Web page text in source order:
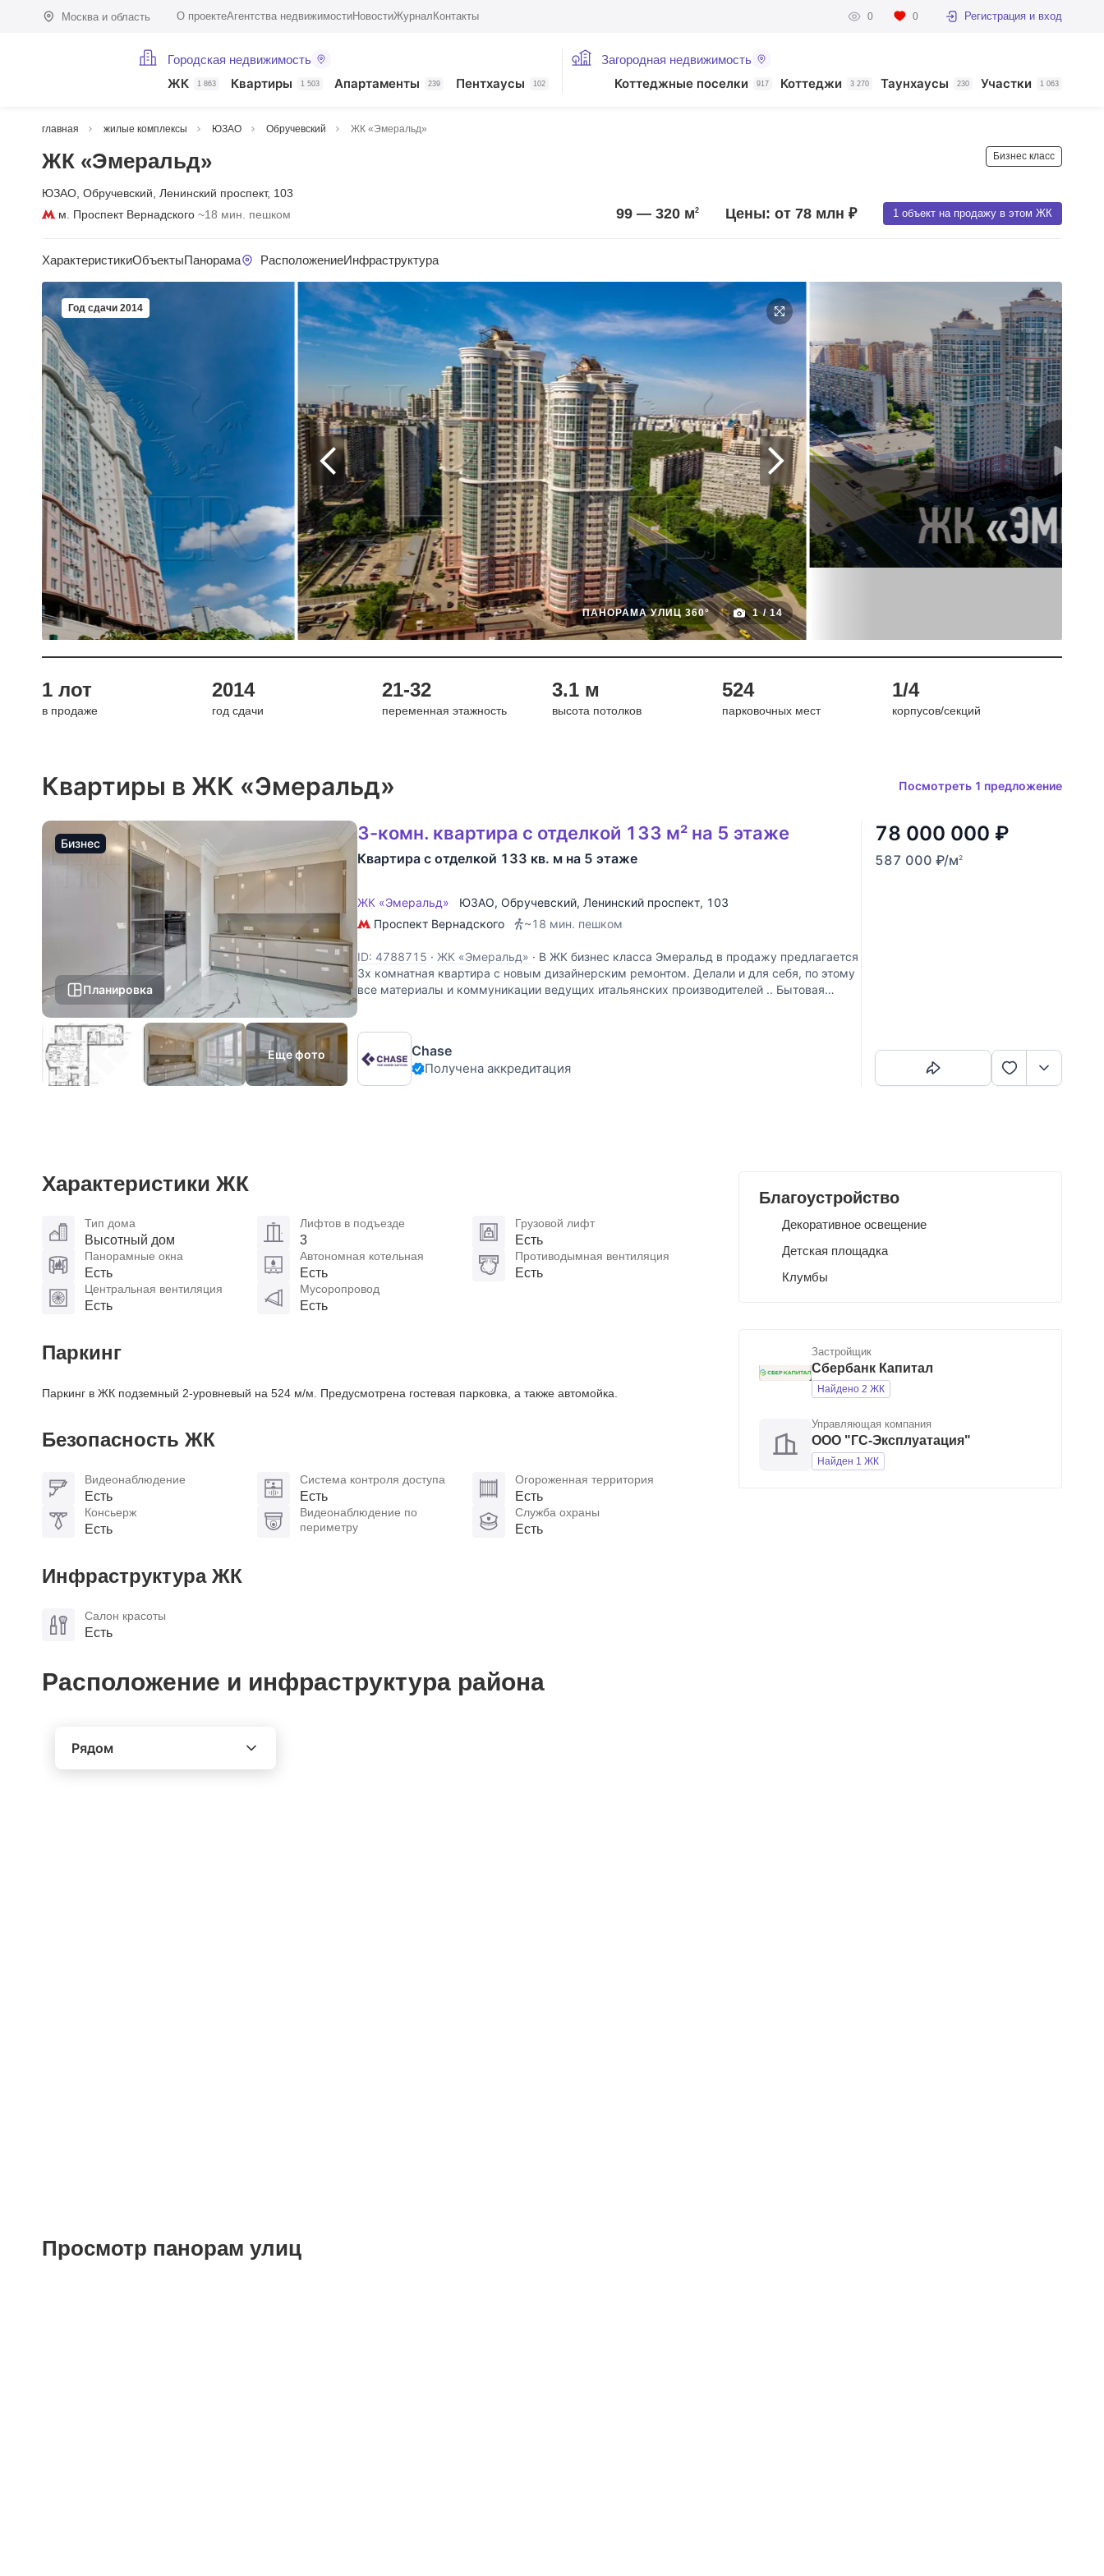
Москва и область О проектеАгентства недвижимостиНовостиЖурнал Контакты 0 0 Регистрация и вход
Городская недвижимость
ЖК 1 863 Квартиры 1 503 Апартаменты 239 Пентхаусы 102
Загородная недвижимость
Коттеджные поселки 917 Коттеджи 3 270 Таунхаусы 230 Участки 1 063
главная жилые комплексы ЮЗАО Обручевский ЖК «Эмеральд»
Бизнес класс
ЖК «Эмеральд»
ЮЗАО Обручевский Ленинский проспект, 103
м. Проспект Вернадского ~18 мин. пешком 1 объект на продажу в этом ЖК
Цены: от 78 млн ₽
99 — 320 м2
ХарактеристикиОбъектыПанорама РасположениеИнфраструктура
Год сдачи 2014
1/14
ПАНОРАМА УЛИЦ 360°
1 лот
в продаже
2014
год сдачи
21-32
переменная этажность
3.1 м
высота потолков
524
парковочных мест
1/4
корпусов/секций
Квартиры в ЖК «Эмеральд» Посмотреть 1 предложение
Бизнес
Планировка
Еще фото
3-комн. квартира с отделкой 133 м² на 5 этаже
Квартира с отделкой 133 кв. м на 5 этаже
ЖК «Эмеральд» ЮЗАО, Обручевский, Ленинский проспект, 103
Проспект Вернадского
~18 мин. пешком
ID: 4788715 · ЖК «Эмеральд» · В ЖК бизнес класса Эмеральд в продажу предлагается
3х комнатная квартира с новым дизайнерским ремонтом. Делали и для себя, по этому
все материалы и коммуникации ведущих итальянских производителей .. Бытовая
Chase
Получена аккредитация
78 000 000 ₽
587 000 ₽/м2
Характеристики ЖК
Тип дома
Высотный дом
Лифтов в подъезде
3
Грузовой лифт
Есть
Панорамные окна
Есть
Автономная котельная
Есть
Противодымная вентиляция
Есть
Центральная вентиляция
Есть
Мусоропровод
Есть
Паркинг
Паркинг в ЖК подземный 2-уровневый на 524 м/м. Предусмотрена гостевая парковка, а также автомойка.
Безопасность ЖК
Видеонаблюдение
Есть
Система контроля доступа
Есть
Огороженная территория
Есть
Консьерж
Есть
Видеонаблюдение по
периметру
Служба охраны
Есть
Инфраструктура ЖК
Салон красоты
Есть
Благоустройство
Декоративное освещение
Детская площадка
Клумбы
Застройщик
Сбербанк Капитал
Найдено 2 ЖК
Управляющая компания
ООО "ГC-Эксплуатация"
Найден 1 ЖК
Расположение и инфраструктура района
Рядом
Просмотр панорам улиц